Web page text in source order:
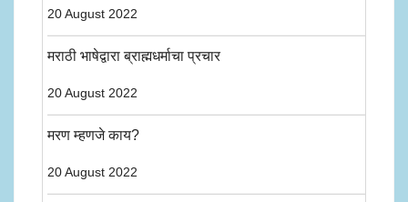
20 August 2022
मराठी भाषेद्वारा ब्राह्मधर्माचा प्रचार
20 August 2022
मरण म्हणजे काय?
20 August 2022